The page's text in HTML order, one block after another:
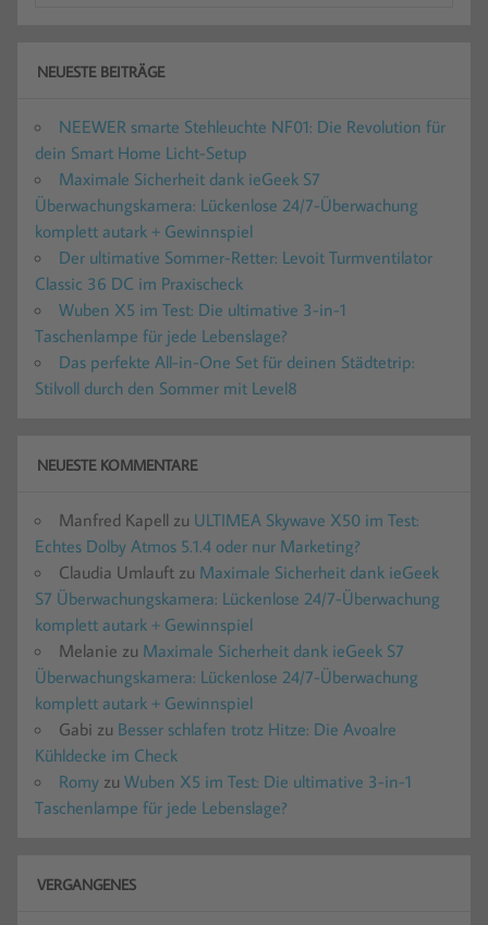
NEUESTE BEITRÄGE
NEEWER smarte Stehleuchte NF01: Die Revolution für
dein Smart Home Licht-Setup
Maximale Sicherheit dank ieGeek S7
Überwachungskamera: Lückenlose 24/7-Überwachung
komplett autark + Gewinnspiel
Der ultimative Sommer-Retter: Levoit Turmventilator
Classic 36 DC im Praxischeck
Wuben X5 im Test: Die ultimative 3-in-1
Taschenlampe für jede Lebenslage?
Das perfekte All-in-One Set für deinen Städtetrip:
Stilvoll durch den Sommer mit Level8
NEUESTE KOMMENTARE
Manfred Kapell zu ULTIMEA Skywave X50 im Test:
Echtes Dolby Atmos 5.1.4 oder nur Marketing?
Claudia Umlauft zu Maximale Sicherheit dank ieGeek
S7 Überwachungskamera: Lückenlose 24/7-Überwachung
komplett autark + Gewinnspiel
Melanie zu Maximale Sicherheit dank ieGeek S7
Überwachungskamera: Lückenlose 24/7-Überwachung
komplett autark + Gewinnspiel
Gabi zu Besser schlafen trotz Hitze: Die Avoalre
Kühldecke im Check
Romy zu Wuben X5 im Test: Die ultimative 3-in-1
Taschenlampe für jede Lebenslage?
VERGANGENES